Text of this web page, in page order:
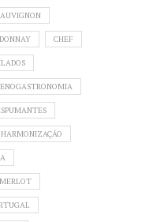
CHEF
ENOGASTRONOMIA
HARMONIZAÇÃO
MERLOT